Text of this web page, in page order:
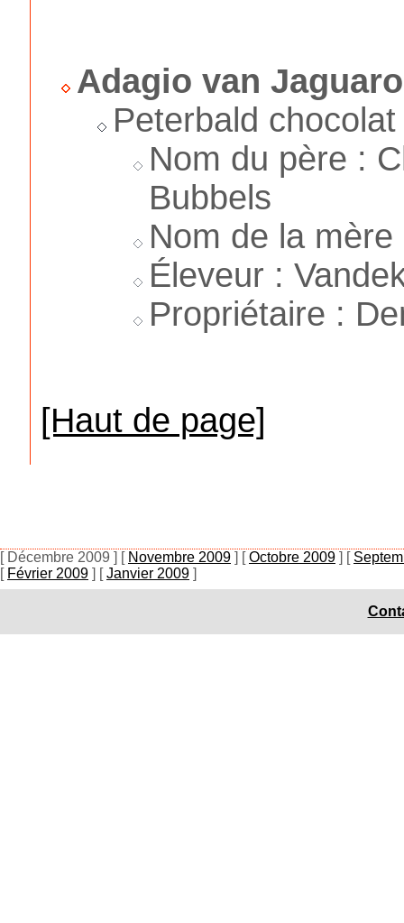
Adagio van
Peterbald
Nom du père :
Bubbels
Nom de la
Éleveur :
Propriétaire :
[Haut de page]
[ Décembre 2009 ] [ Novembre 2009 ] [Octobre 2009 ] [
[ Février 2009 ] [Janvier 2009 ]